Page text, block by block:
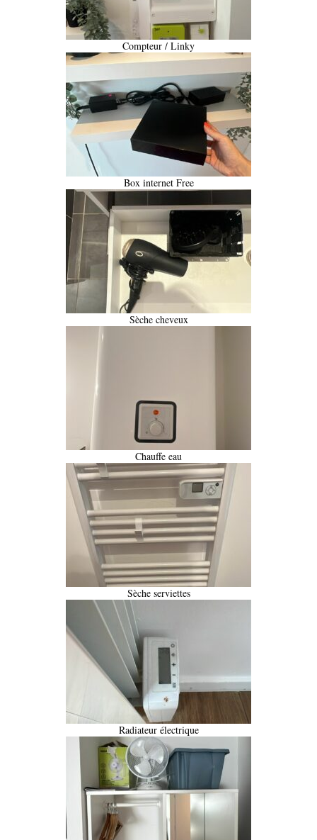
Compteur / Linky
Box internet Free
Sèche cheveux
Chauffe eau
Sèche serviettes
Radiateur électrique